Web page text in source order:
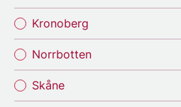
Kronoberg
Norrbotten
Skåne